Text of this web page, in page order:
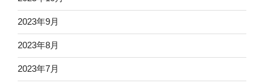
2023年9月
2023年8月
2023年7月